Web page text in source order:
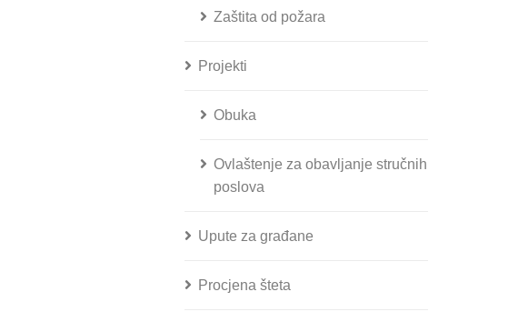
Zaštita od požara
Projekti
Obuka
Ovlaštenje za obavljanje stručnih
poslova
Upute za građane
Procjena šteta